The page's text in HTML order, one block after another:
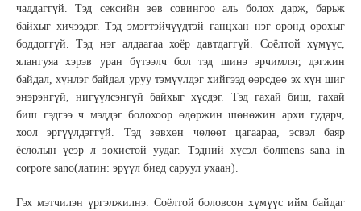
чаддаггүй. Тэд сексийн зөв совингоо аль болох дарж, барьж
байхыг хичээдэг. Тэд эмэгтэйчүүдтэй ганцхан нэг оронд орохыг
боддоггүй. Тэд нэг алдаагаа хоёр давтдаггүй. Соёлтой хүмүүс,
ялангуяа хэрэв уран бүтээлч бол тэд шинэ эрчимлэг, дэгжин
байдал, хүнлэг байдал уруу тэмүүлдэг хийгээд өөрсдөө эх хүн шиг
энэрэнгүй, нигүүлсэнгүй байхыг хүсдэг. Тэд гахай биш, гахай
биш гэдгээ ч мэддэг болохоор өдөржин шөнөжин архи гударч,
хоол эргүүлдэггүй. Тэд зөвхөн чөлөөт цагаараа, эсвэл баяр
ёслолын үеэр л зохистой уудаг. Тэдний хүсэл болmens sana in
corpore sano(латин: эрүүл биед саруул ухаан).
Гэх мэтчилэн үргэлжилнэ. Соёлтой боловсон хүмүүс ийм байдаг